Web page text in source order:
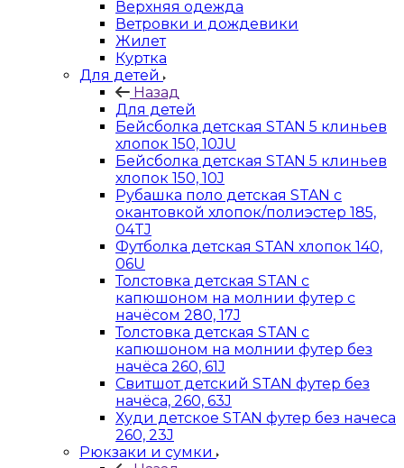
Верхняя одежда
Ветровки и дождевики
Жилет
Куртка
Для детей
Назад
Для детей
Бейсболка детская STAN 5 клиньев
хлопок 150, 10JU
Бейсболка детская STAN 5 клиньев
хлопок 150, 10J
Рубашка поло детская STAN с
окантовкой хлопок/полиэстер 185,
04TJ
Футболка детская STAN хлопок 140,
06U
Толстовка детская STAN с
капюшоном на молнии футер с
начёсом 280, 17J
Толстовка детская STAN с
капюшоном на молнии футер без
начёса 260, 61J
Свитшот детский STAN футер без
начёса, 260, 63J
Худи детское STAN футер без начеса
260, 23J
Рюкзаки и сумки